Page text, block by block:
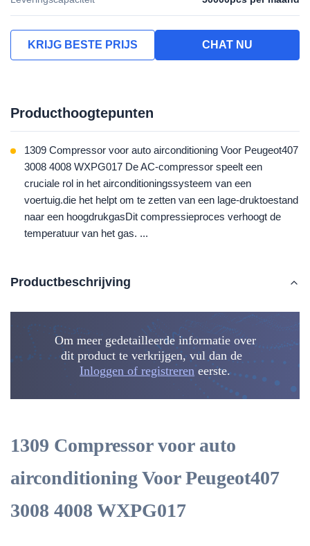
KRIJG BESTE PRIJS CHAT NU
Producthoogtepunten
1309 Compressor voor auto airconditioning Voor Peugeot407
3008 4008 WXPG017 De AC-compressor speelt een
cruciale rol in het airconditioningssysteem van een
voertuig.die het helpt om te zetten van een lage-druktoestand
naar een hoogdrukgasDit compressieproces verhoogt de
temperatuur van het gas. ...
Productbeschrijving
Om meer gedetailleerde informatie over
dit product te verkrijgen, vul dan de
Inloggen of registreren eerste.
1309 Compressor voor auto
airconditioning Voor Peugeot407
3008 4008 WXPG017